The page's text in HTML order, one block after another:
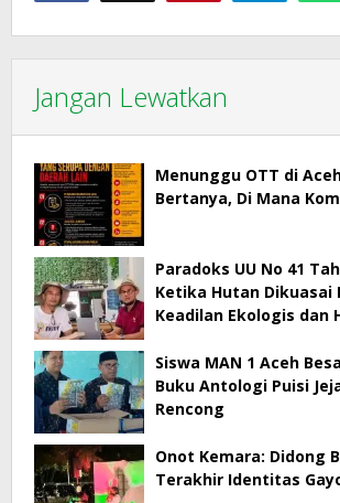
Jangan Lewatkan
Menunggu OTT di
Bertanya, Di Mana
Paradoks UU No 41
Ketika Hutan Dikuasai
Keadilan Ekologis dan
Siswa MAN 1 Aceh
Buku Antologi Puisi
Rencong
Onot Kemara: Didong
Terakhir Identitas